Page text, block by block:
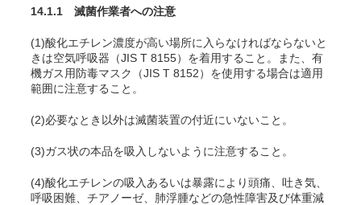
14.1.1 滅菌作業者への注意
(1)酸化エチレン濃度が高い場所に入らなければならないと
きは空気呼吸器（JIS T 8155）を着用すること。また、有
機ガス用防毒マスク（JIS T 8152）を使用する場合は適用
範囲に注意すること。
(2)必要なとき以外は滅菌装置の付近にいないこと。
(3)ガス状の本品を吸入しないように注意すること。
(4)酸化エチレンの吸入あるいは暴露により頭痛、吐き気、
呼吸困難、チアノーゼ、肺浮腫などの急性障害及び体重減